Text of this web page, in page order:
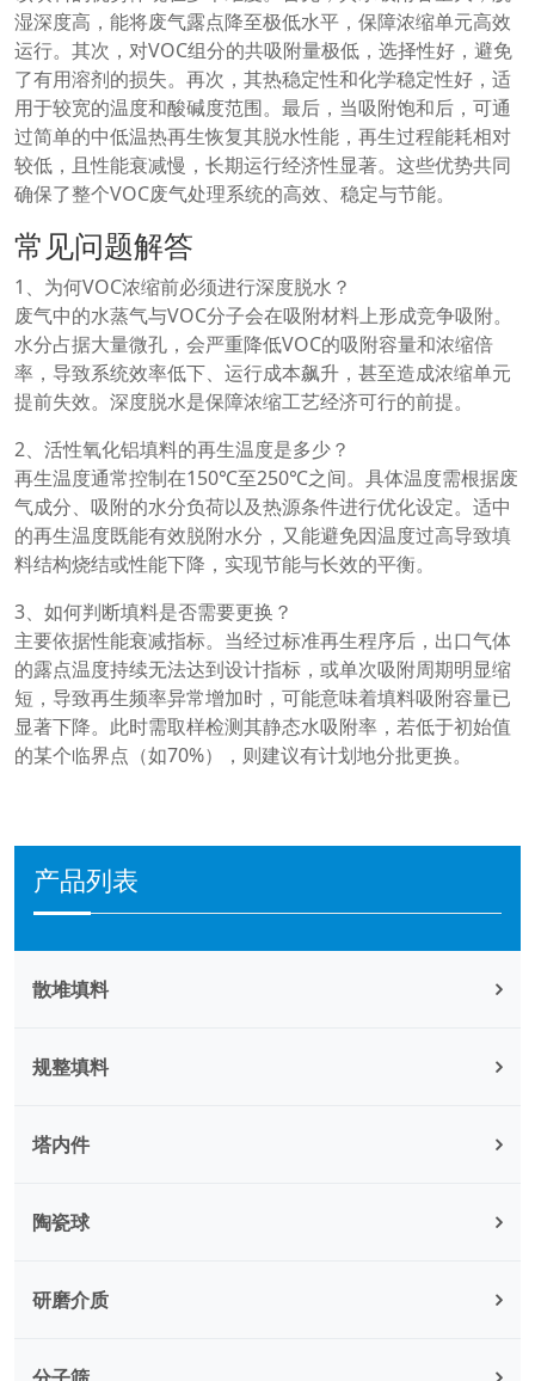
产品列表
散堆填料
规整填料
塔内件
陶瓷球
研磨介质
湿深度高，能将废气露点降至极低水平，保障浓缩单元高效
运行。其次，对VOC组分的共吸附量极低，选择性好，避免
了有用溶剂的损失。再次，其热稳定性和化学稳定性好，适
用于较宽的温度和酸碱度范围。最后，当吸附饱和后，可通
过简单的中低温热再生恢复其脱水性能，再生过程能耗相对
较低，且性能衰减慢，长期运行经济性显著。这些优势共同
确保了整个VOC废气处理系统的高效、稳定与节能。
常见问题解答
1、为何VOC浓缩前必须进行深度脱水？
废气中的水蒸气与VOC分子会在吸附材料上形成竞争吸附。
水分占据大量微孔，会严重降低VOC的吸附容量和浓缩倍
率，导致系统效率低下、运行成本飙升，甚至造成浓缩单元
提前失效。深度脱水是保障浓缩工艺经济可行的前提。
2、活性氧化铝填料的再生温度是多少？
再生温度通常控制在150℃至250℃之间。具体温度需根据废
气成分、吸附的水分负荷以及热源条件进行优化设定。适中
的再生温度既能有效脱附水分，又能避免因温度过高导致填
料结构烧结或性能下降，实现节能与长效的平衡。
3、如何判断填料是否需要更换？
主要依据性能衰减指标。当经过标准再生程序后，出口气体
的露点温度持续无法达到设计指标，或单次吸附周期明显缩
短，导致再生频率异常增加时，可能意味着填料吸附容量已
显著下降。此时需取样检测其静态水吸附率，若低于初始值
的某个临界点（如70%），则建议有计划地分批更换。